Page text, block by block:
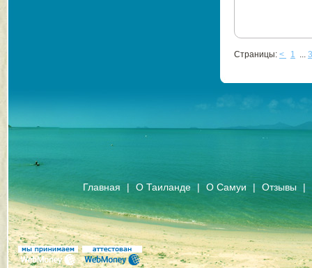
Страницы: < 1 ... 3
Главная | О Таиланде | О Самуи | Отзывы |